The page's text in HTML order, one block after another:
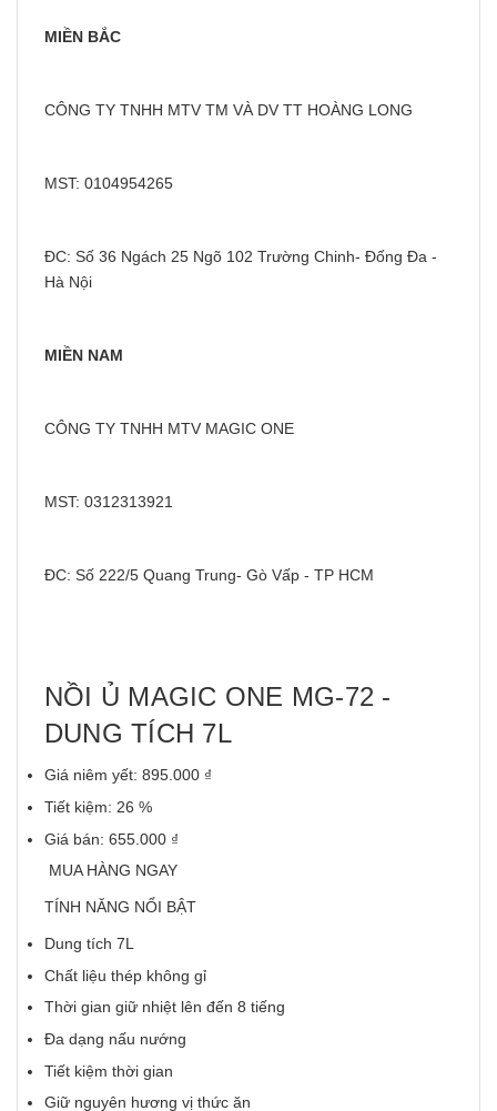
MIỀN BẮC
CÔNG TY TNHH MTV TM VÀ DV TT HOÀNG LONG
MST: 0104954265
ĐC: Số 36 Ngách 25 Ngõ 102 Trường Chinh- Đống Đa -
Hà Nội
MIỀN NAM
CÔNG TY TNHH MTV MAGIC ONE
MST: 0312313921
ĐC: Số 222/5 Quang Trung- Gò Vấp - TP HCM
NỒI Ủ MAGIC ONE MG-72 -
DUNG TÍCH 7L
Giá niêm yết: 895.000 ₫
Tiết kiệm: 26 %
Giá bán: 655.000 ₫
MUA HÀNG NGAY
TÍNH NĂNG NỔI BẬT
Dung tích 7L
Chất liệu thép không gỉ
Thời gian giữ nhiệt lên đến 8 tiếng
Đa dạng nấu nướng
Tiết kiệm thời gian
Giữ nguyên hương vị thức ăn